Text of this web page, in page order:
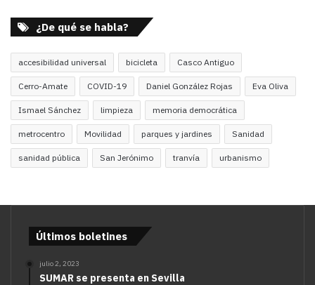
¿De qué se habla?
accesibilidad universal bicicleta Casco Antiguo
Cerro-Amate COVID-19 Daniel González Rojas Eva Oliva
Ismael Sánchez limpieza memoria democrática
metrocentro Movilidad parques y jardines Sanidad
sanidad pública San Jerónimo tranvía urbanismo
Últimos boletines
julio 2, 2023
SUMAR se presenta en Sevilla